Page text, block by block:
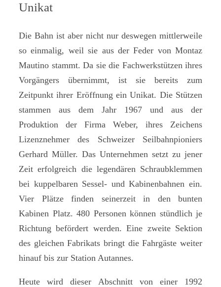
Unikat
Die Bahn ist aber nicht nur deswegen mittlerweile
so einmalig, weil sie aus der Feder von Montaz
Mautino stammt. Da sie die Fachwerkstützen ihres
Vorgängers übernimmt, ist sie bereits zum
Zeitpunkt ihrer Eröffnung ein Unikat. Die Stützen
stammen aus dem Jahr 1967 und aus der
Produktion der Firma Weber, ihres Zeichens
Lizenznehmer des Schweizer Seilbahnpioniers
Gerhard Müller. Das Unternehmen setzt zu jener
Zeit erfolgreich die legendären Schraubklemmen
bei kuppelbaren Sessel- und Kabinenbahnen ein.
Vier Plätze finden seinerzeit in den bunten
Kabinen Platz. 480 Personen können stündlich je
Richtung befördert werden. Eine zweite Sektion
des gleichen Fabrikats bringt die Fahrgäste weiter
hinauf bis zur Station Autannes.
Heute wird dieser Abschnitt von einer 1992